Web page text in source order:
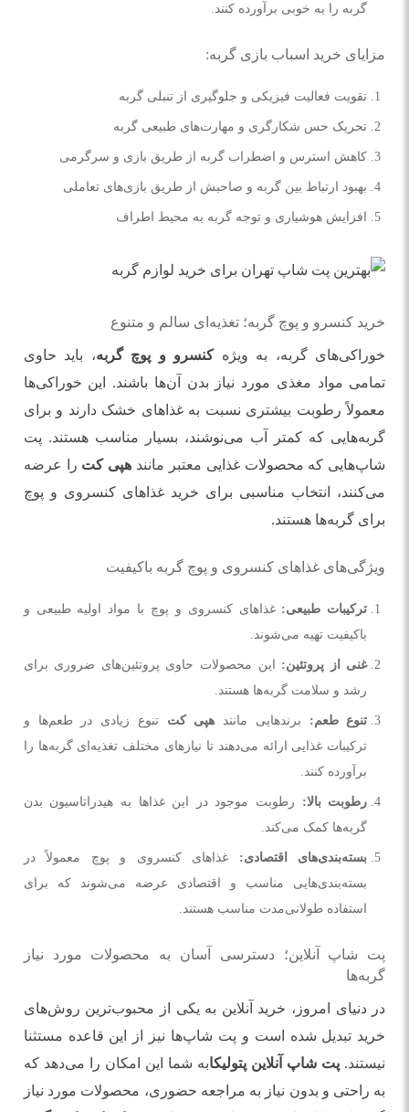
گربه را به خوبی برآورده کنند.
مزایای خرید اسباب بازی گربه:
تقویت فعالیت فیزیکی و جلوگیری از تنبلی گربه
تحریک حس شکارگری و مهارت‌های طبیعی گربه
کاهش استرس و اضطراب گربه از طریق بازی و سرگرمی
بهبود ارتباط بین گربه و صاحبش از طریق بازی‌های تعاملی
افزایش هوشیاری و توجه گربه به محیط اطراف
خرید کنسرو و پوچ گربه؛ تغذیه‌ای سالم و متنوع
خوراکی‌های گربه، به ویژهکنسرو و پوچ گربه، باید حاوی
تمامی مواد مغذی مورد نیاز بدن آن‌ها باشند. این خوراکی‌ها
معمولاً رطوبت بیشتری نسبت به غذاهای خشک دارند و برای
گربه‌هایی که کمتر آب می‌نوشند، بسیار مناسب هستند. پت
شاپ‌هایی که محصولات غذایی معتبر مانند هپی کت را عرضه
می‌کنند، انتخاب مناسبی برای خرید غذاهای کنسروی و پوچ
برای گربه‌ها هستند.
ویژگی‌های غذاهای کنسروی و پوچ گربه باکیفیت
ترکیبات طبیعی: غذاهای کنسروی و پوچ با مواد اولیه طبیعی و
باکیفیت تهیه می‌شوند.
غنی از پروتئین: این محصولات حاوی پروتئین‌های ضروری برای
رشد و سلامت گربه‌ها هستند.
تنوع طعم: برندهایی مانند هپی کت تنوع زیادی در طعم‌ها و
ترکیبات غذایی ارائه می‌دهند تا نیازهای مختلف تغذیه‌ای گربه‌ها را
برآورده کنند.
رطوبت بالا: رطوبت موجود در این غذاها به هیدراتاسیون بدن
گربه‌ها کمک می‌کند.
بسته‌بندی‌های اقتصادی: غذاهای کنسروی و پوچ معمولاً در
بسته‌بندی‌هایی مناسب و اقتصادی عرضه می‌شوند که برای
استفاده طولانی‌مدت مناسب هستند.
پت شاپ آنلاین؛ دسترسی آسان به محصولات مورد نیاز
گربه‌ها
در دنیای امروز، خرید آنلاین به یکی از محبوب‌ترین روش‌های
خرید تبدیل شده است و پت شاپ‌ها نیز از این قاعده مستثنا
نیستند. پت شاپ آنلاین پتولیکابه شما این امکان را می‌دهد که
به راحتی و بدون نیاز به مراجعه حضوری، محصولات مورد نیاز